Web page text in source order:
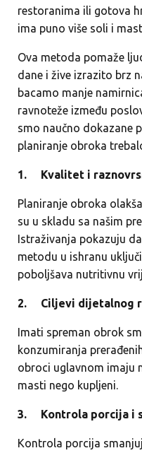
restoranima ili gotova
ima puno više soli i
Ova metoda pomaže
dane i žive izrazito brz
bacamo manje
ravnoteže između
smo naučno dokazane
planiranje obroka
1. Kvalitet i
Planiranje obroka
su u skladu sa našim
Istraživanja pokazuju
metodu u ishranu
poboljšava nutritivnu
2. Ciljevi dijetalnog
Imati spreman obrok
konzumiranja
obroci uglavnom imaju
masti nego kupljeni.
3. Kontrola porcija i
Kontrola porcija